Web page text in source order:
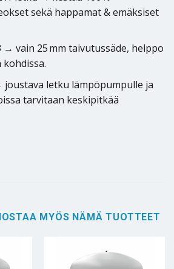
sekä happamat & emäksiset
→ vain 25 mm taivutussäde, helppo
joustava letku lämpöpumpulle ja
tarvitaan keskipitkää
MYÖS NÄMÄ TUOTTEET